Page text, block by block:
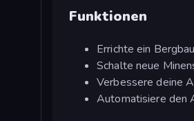
Funktionen
Errichte ein
Schalte neue
Verbessere deine
Automatisiere den